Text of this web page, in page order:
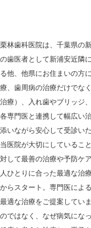
栗林歯科医院は、千葉県の
の歯医者として新浦安近隣
る他、他県にお住まいの方
療、歯周病の治療だけでな
治療）、入れ歯やブリッジ
各専門医と連携して幅広い
添いながら安心して受診い
当医院が大切にしているこ
対して最善の治療や予防ケ
人ひとりに合った最適な治
からスタート。専門医によ
最適な治療をご提案してい
のではなく、なぜ病気にな